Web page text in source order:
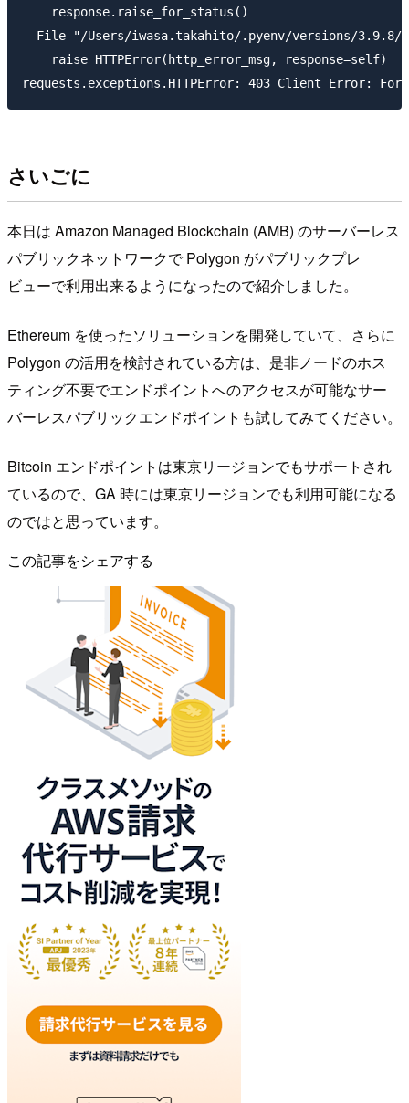
    response.raise_for_status()
File "/Users/iwasa.takahito/.pyenv/versions/
    raise HTTPError(http_error_msg, response=self)
さいごに
本日は Amazon Managed Blockchain (AMB) のサーバーレス
パブリックネットワークで Polygon がパブリックプレ
ビューで利用出来るようになったので紹介しました。
Ethereum を使ったソリューションを開発していて、さらに
Polygon の活用を検討されている方は、是非ノードのホス
ティング不要でエンドポイントへのアクセスが可能なサー
バーレスパブリックエンドポイントも試してみてください。
Bitcoin エンドポイントは東京リージョンでもサポートされ
ているので、GA 時には東京リージョンでも利用可能になる
のではと思っています。
この記事をシェアする